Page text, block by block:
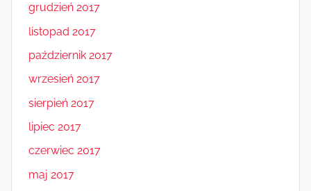
grudzień 2017
listopad 2017
październik 2017
wrzesień 2017
sierpień 2017
lipiec 2017
czerwiec 2017
maj 2017